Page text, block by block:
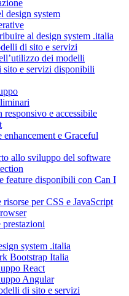
design system
al design system .italia
di sito e servizi
dei modelli
e servizi disponibili
responsivo e accessibile
enhancement e Graceful
allo sviluppo del software
feature disponibili con Can I
per CSS e JavaScript
system .italia
Bootstrap Italia
React
Angular
di sito e servizi